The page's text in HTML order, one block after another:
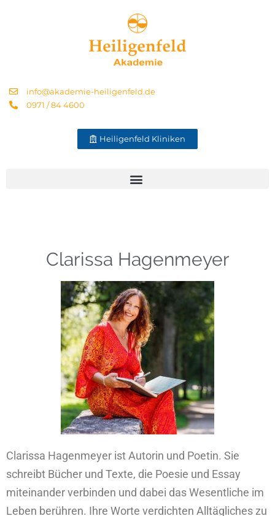
info@akademie-heiligenfeld.de
0971 / 84 4600
Heiligenfeld Kliniken
Clarissa Hagenmeyer
Clarissa Hagenmeyer ist Autorin und Poetin. Sie
schreibt Bücher und Texte, die Poesie und Essay
miteinander verbinden und dabei das Wesentliche im
Leben berühren. Ihre Worte verdichten Alltägliches zu